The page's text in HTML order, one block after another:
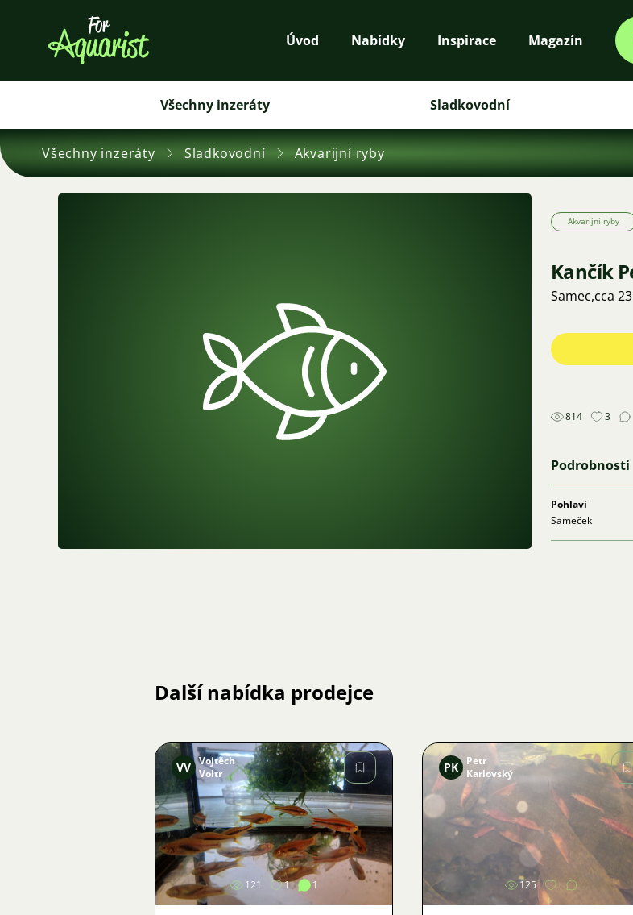
Úvod Nabídky Inspirace Magazín
Všechny inzeráty Sladkovodní
Všechny inzeráty Sladkovodní Akvarijní ryby
Akvarijní ryby
Kančík
Samec,cca
814 3
Podrobnosti
Pohlaví
Sameček
Další nabídka prodejce
Obrázek
VV Vojtěch
Voltr
121 1 1
Obrázek
PK
Petr
Karlovský
125